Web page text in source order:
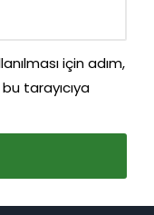
için adım,
tarayıcıya